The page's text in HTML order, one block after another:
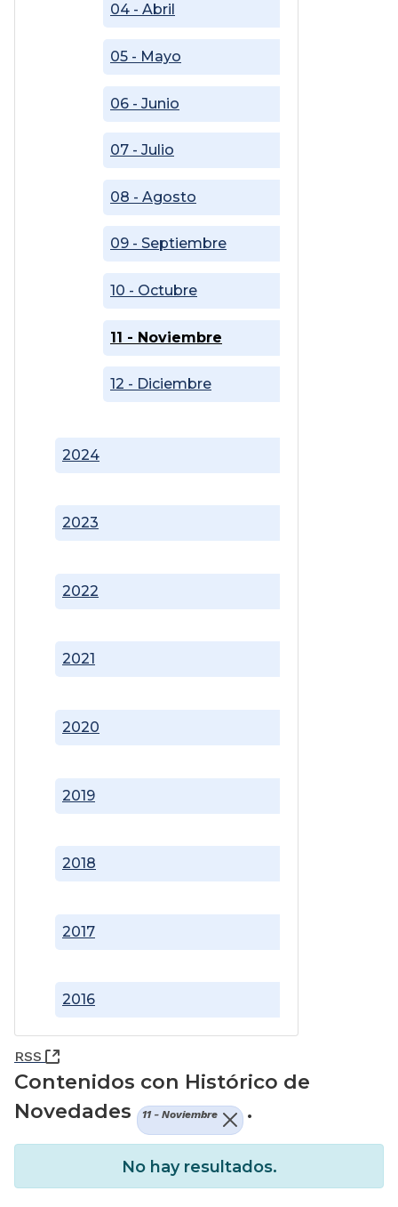
2016
2017
2018
2019
2020
2021
2022
2023
2024
04 - Abril
05 - Mayo
06 - Junio
07 - Julio
08 - Agosto
09 - Septiembre
10 - Octubre
11 - Noviembre
12 - Diciembre
RSS (Abre una nueva ventana)
Contenidos con Histórico de
Novedades
11 - Noviembre .
No hay resultados.